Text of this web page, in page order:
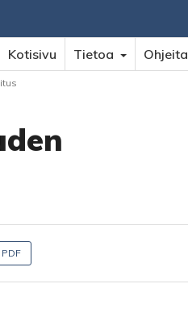
Kotisivu Tietoa Ohjeita
PDF